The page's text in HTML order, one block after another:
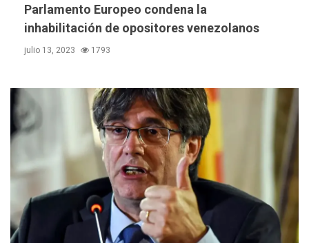
Parlamento Europeo condena la
inhabilitación de opositores venezolanos
julio 13, 2023 1793
3
La FIFA se «disculpa» por
plan fallido de privatización
4
atacaron dos petroleros
sauditas
5
REGIONALES ÚLTIMA HORA
Instituciones estadales se
suman al Plan Agosto de
Escuelas Abiertas 2026
REGIONALES
TITULARES
ÚLTIMA HORA